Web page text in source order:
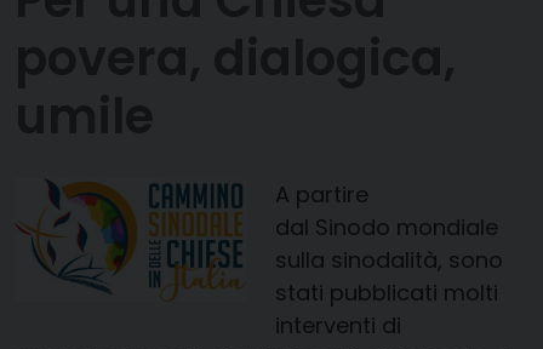
A partire
dal Sinodo mondiale
sulla sinodalità, sono
stati pubblicati molti
interventi di